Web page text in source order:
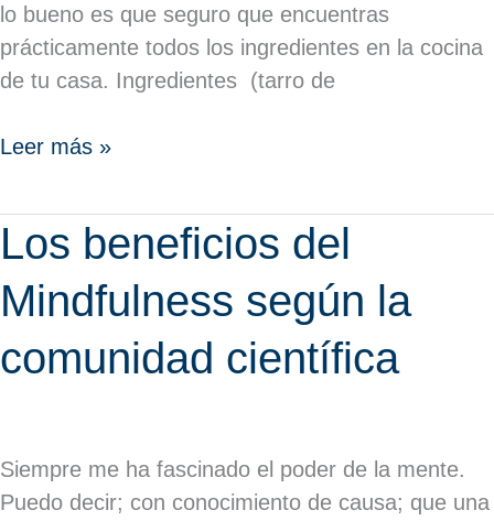
lo bueno es que seguro que encuentras
prácticamente todos los ingredientes en la cocina
de tu casa. Ingredientes (tarro de
Leer más »
Los beneficios del
Mindfulness según la
comunidad científica
Siempre me ha fascinado el poder de la mente.
Puedo decir; con conocimiento de causa; que una
Los
beneficios
del
según
científica